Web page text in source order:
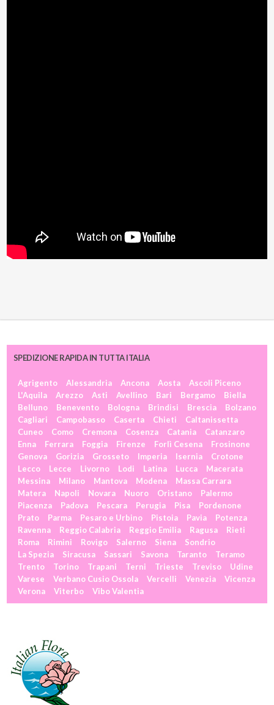
SPEDIZIONE RAPIDA IN TUTTA ITALIA
Agrigento Alessandria Ancona Aosta
Ascoli Piceno
L'Aquila
Arezzo Asti Avellino Bari Bergamo
Biella
Belluno
Benevento Bologna Brindisi Brescia
Bolzano
Cagliari
Campobasso Caserta Chieti
Caltanissetta
Cuneo
Como Cremona Cosenza Catania
Catanzaro
Enna
Ferrara Foggia Firenze Forlì Cesena
Frosinone
Genova
Gorizia Grosseto Imperia Isernia
Crotone
Lecco
Lecce Livorno Lodi Latina Lucca
Macerata
Messina
Milano Mantova Modena
Massa Carrara
Matera
Napoli Novara Nuoro Oristano
Palermo
Piacenza
Padova Pescara Perugia Pisa
Pordenone
Prato
Parma Pesaro e Urbino Pistoia Pavia
Potenza
Ravenna
Reggio Calabria Reggio Emilia Ragusa
Rieti
Roma
Rimini Rovigo Salerno Siena
Sondrio
La Spezia
Siracusa Sassari Savona Taranto
Teramo
Trento
Torino Trapani Terni Trieste Treviso
Udine
Varese
Verbano Cusio Ossola Vercelli Venezia
Vicenza
Verona
Viterbo Vibo Valentia